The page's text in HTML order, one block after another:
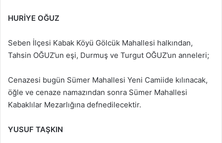
HURİYE OĞUZ
Seben İlçesi Kabak Köyü Gölcük Mahallesi halkından,
Tahsin OĞUZ’un eşi, Durmuş ve Turgut OĞUZ’un anneleri;
Cenazesi bugün Sümer Mahallesi Yeni Camiide kılınacak,
öğle ve cenaze namazından sonra Sümer Mahallesi
Kabaklılar Mezarlığına defnedilecektir.
YUSUF TAŞKIN